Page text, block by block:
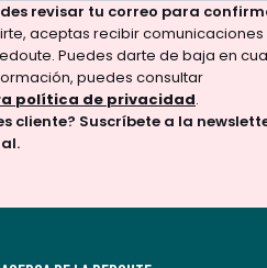
revisar tu correo para
aceptas recibir
Puedes darte de baja en
puedes consultar
política de privacidad.
cliente? Suscríbete a la